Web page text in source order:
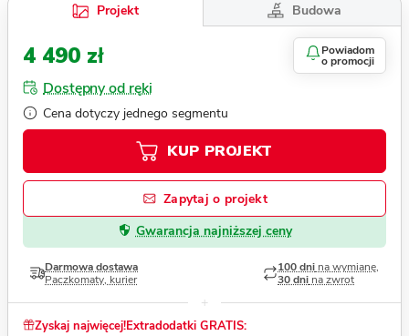
Projekt Budowa
4 490 zł Powiadom
o promocji
Dostępny od ręki
Cena dotyczy jednego segmentu
KUP PROJEKT
Zapytaj o projekt
Gwarancja najniższej ceny
Darmowa dostawa
Paczkomaty, kurier
100 dni na wymianę,
30 dni na zwrot
Zyskaj najwięcej!Extradodatki GRATIS: